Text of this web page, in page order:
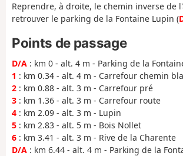
Reprendre, à droite, le chemin inverse de
retrouver le parking de la Fontaine Lupin (
Points de passage
D/A : km 0 - alt. 4 m - Parking de la
1 : km 0.34 - alt. 4 m - Carrefour chemin
2 : km 0.88 - alt. 3 m - Carrefour pré
3 : km 1.36 - alt. 3 m - Carrefour route
4 : km 2.09 - alt. 3 m - Lupin
5 : km 2.83 - alt. 5 m - Bois Nollet
6 : km 3.41 - alt. 3 m - Rive de la Charente
D/A : km 6.44 - alt. 4 m - Parking de la